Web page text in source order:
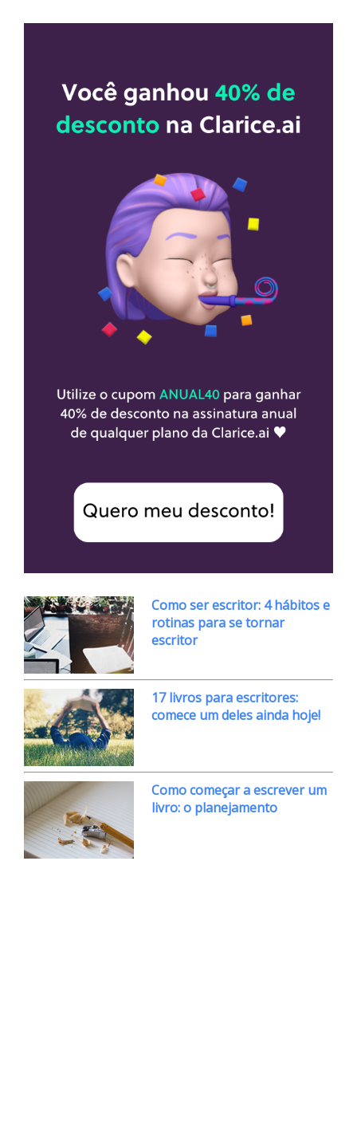
Como ser escritor: 4 hábitos e
rotinas para se tornar
escritor
17 livros para escritores:
comece um deles ainda hoje!
Como começar a escrever um
livro: o planejamento